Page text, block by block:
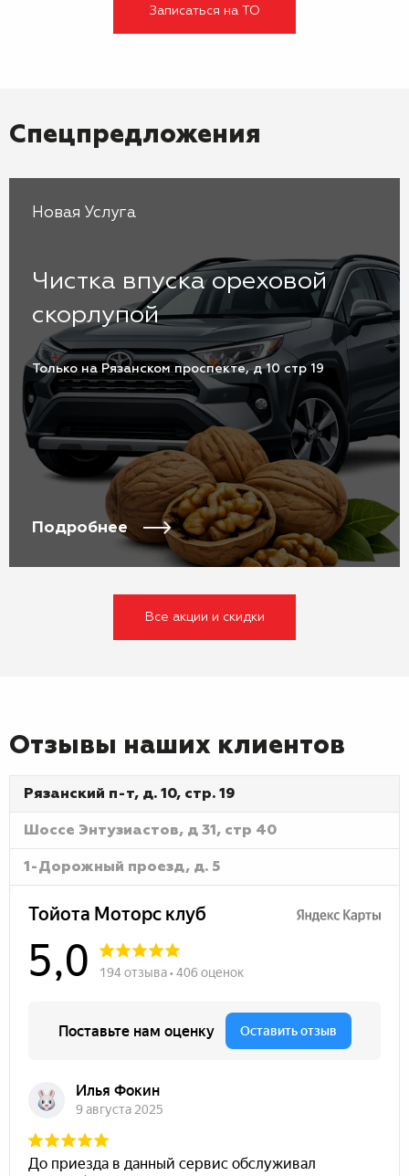
Записаться на ТО
Спецпредложения
Новая Услуга
Чистка впуска ореховой
скорлупой
Только на Рязанском проспекте, д 10 стр 19
Подробнее
Все акции и скидки
Отзывы наших клиентов
Рязанский п-т, д. 10, стр. 19
Шоссе Энтузиастов, д 31, стр 40
1-Дорожный проезд, д. 5